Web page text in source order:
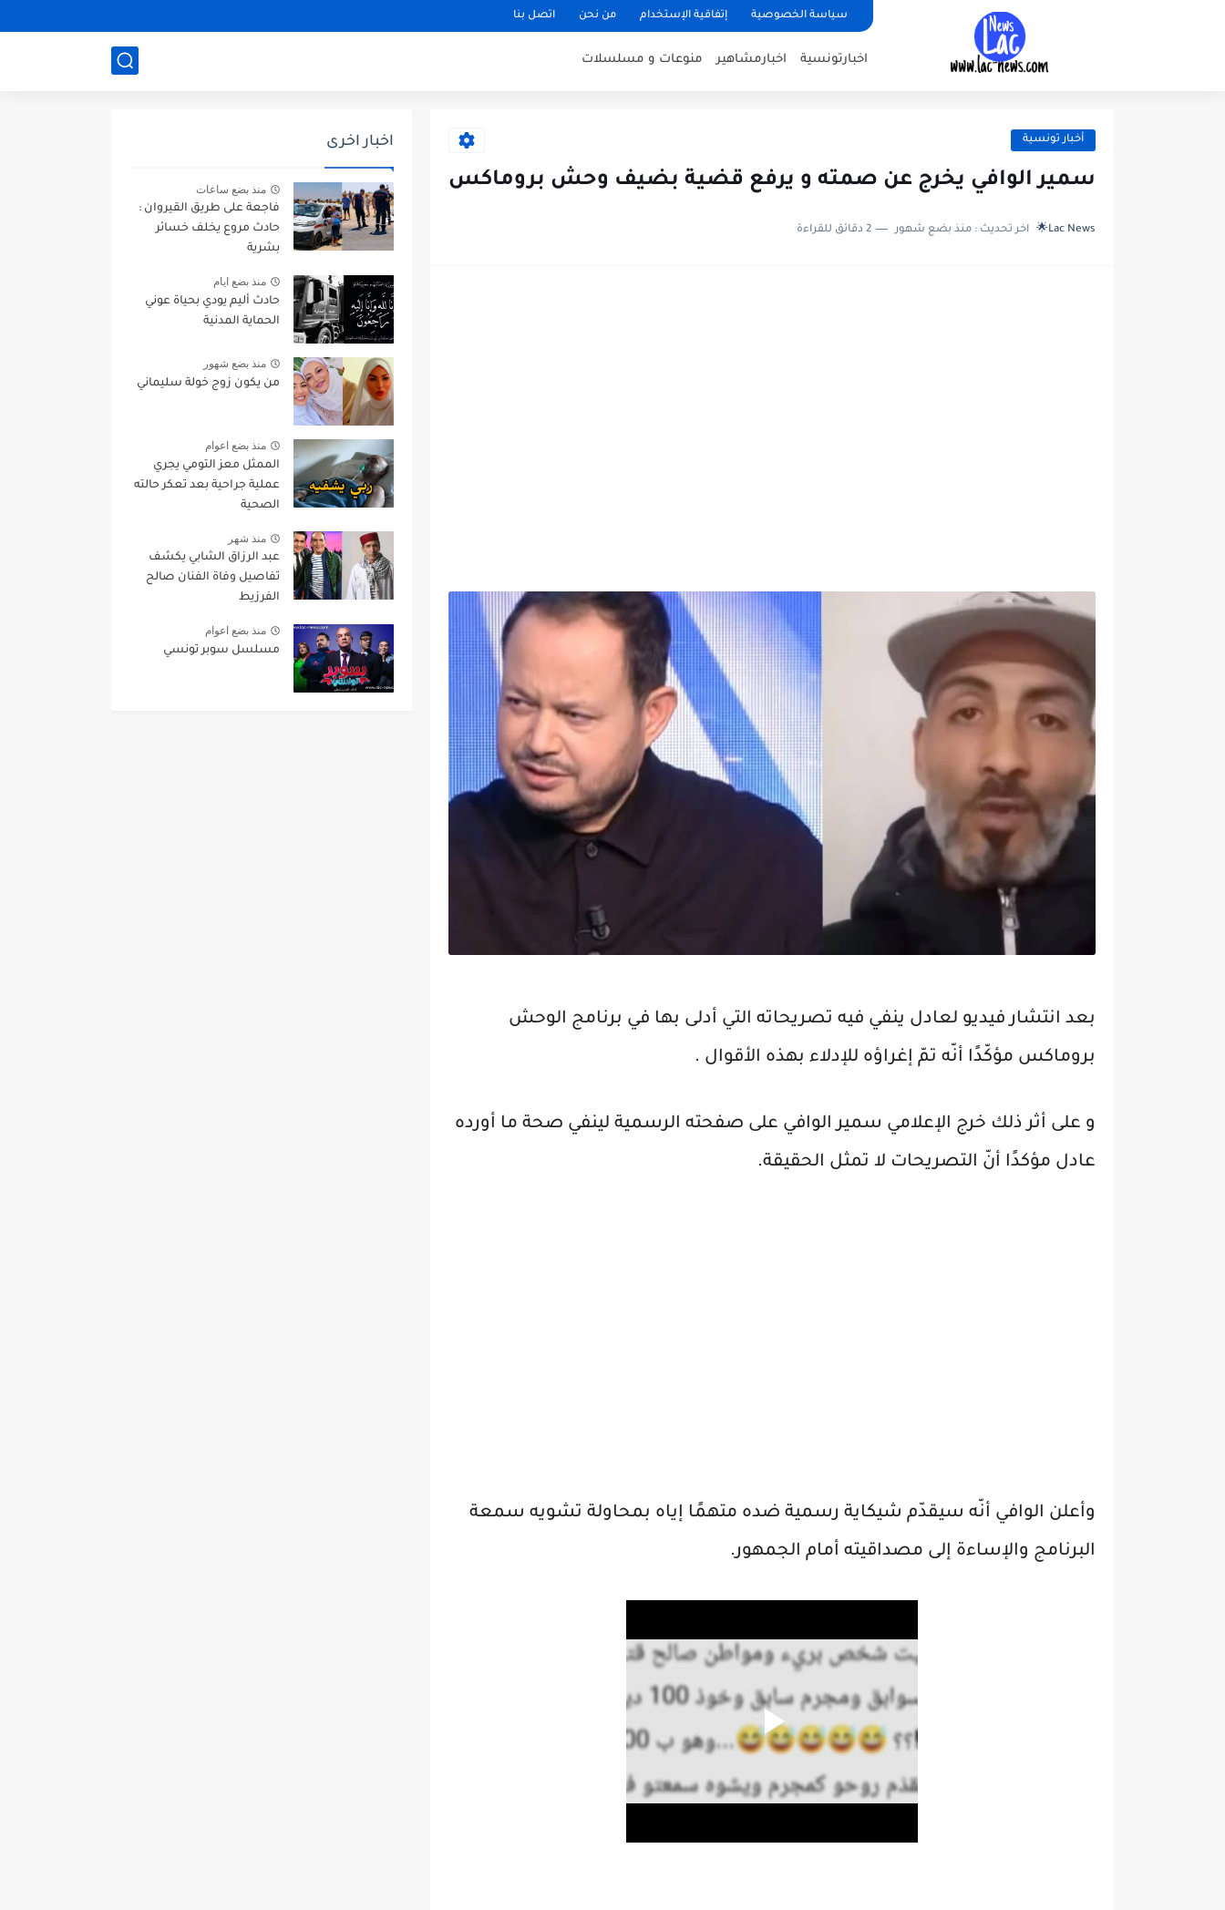
سياسة الخصوصية إتفاقية الإستخدام من نحن اتصل بنا
اخبارتونسية اخبارمشاهير منوعات و مسلسلات
أخبار تونسية
سمير الوافي يخرج عن صمته و يرفع قضية بضيف وحش بروماكس
Lac News🌟 اخر تحديث : منذ بضع شهور 2 دقائق للقراءة
بعد انتشار فيديو لعادل ينفي فيه تصريحاته التي أدلى بها في برنامج الوحش
بروماكس مؤكّدًا أنّه تمّ إغراؤه للإدلاء بهذه الأقوال .
و على أثر ذلك خرج الإعلامي سمير الوافي على صفحته الرسمية لينفي صحة ما أورده
عادل مؤكدًا أنّ التصريحات لا تمثل الحقيقة.
وأعلن الوافي أنّه سيقدّم شيكاية رسمية ضده متهمًا إياه بمحاولة تشويه سمعة
البرنامج والإساءة إلى مصداقيته أمام الجمهور.
اخبار اخرى
منذ بضع ساعات
فاجعة على طريق القيروان :
حادث مروع يخلف خسائر
بشرية
منذ بضع ايام
حادث أليم يودي بحياة عوني
الحماية المدنية
منذ بضع شهور
من يكون زوج خولة سليماني
منذ بضع اعوام
الممثل معز التومي يجري
عملية جراحية بعد تعكر حالته
الصحية
منذ شهر
عبد الرزاق الشابي يكشف
تفاصيل وفاة الفنان صالح
الفرزيط
منذ بضع اعوام
مسلسل سوبر تونسي